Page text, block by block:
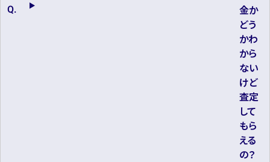
金か
どう
かわ
から
ない
けど
査定
して
もら
える
の？